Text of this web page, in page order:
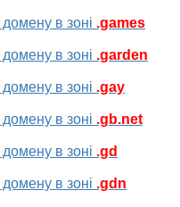
в зоні .games
в зоні .garden
в зоні .gay
в зоні .gb.net
в зоні .gd
в зоні .gdn